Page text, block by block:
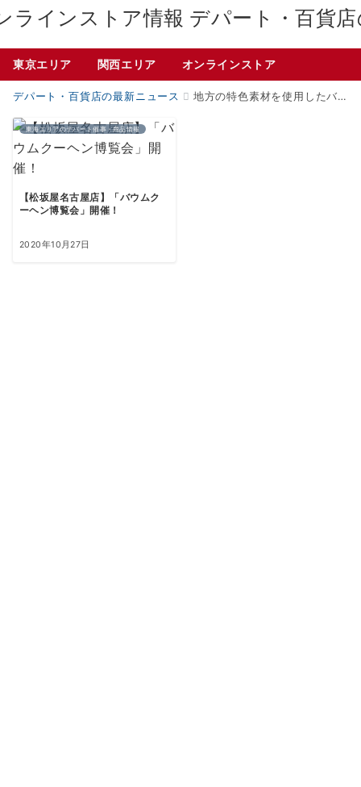
デパート・百貨
東京エリア 関西エリア オンラインストア
デパート・百貨店の最新ニュース 地方の特色素材を使用したバウムクーヘン
東海エリアのデパート催事・商品情報
【松坂屋名古屋店】「バウムク
ーヘン博覧会」開催！
2020年10月27日